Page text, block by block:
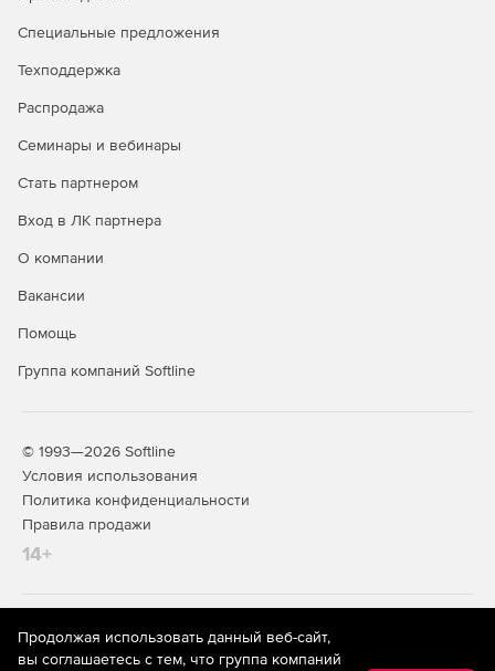
Специальные предложения
Техподдержка
Распродажа
Семинары и вебинары
Стать партнером
Вход в ЛК партнера
О компании
Вакансии
Помощь
Группа компаний Softline
© 1993—2026 Softline
Условия использования
Политика конфиденциальности
Правила продажи
14+
На информационном ресурсе store.softline.ru применяются
рекомендательные технологии
(информационные технологии
Продолжая использовать данный веб-сайт,
вы соглашаетесь с тем, что группа компаний